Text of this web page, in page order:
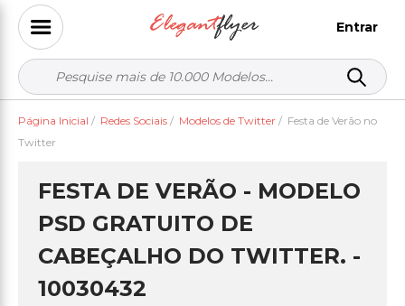
Entrar
Página Inicial / Redes Sociais / Modelos de Twitter / Festa de Verão no
Twitter
FESTA DE VERÃO - MODELO
PSD GRATUITO DE
CABEÇALHO DO TWITTER. -
10030432